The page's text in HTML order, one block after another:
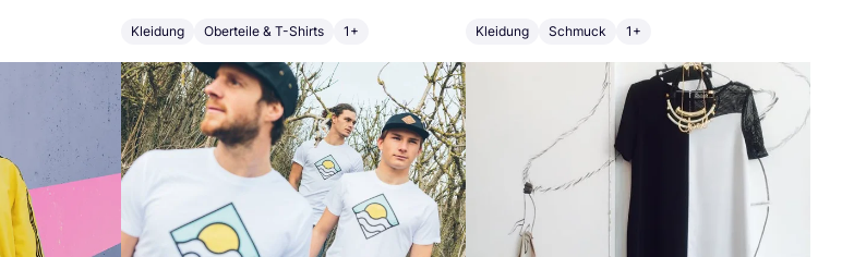
Kleidung Oberteile & T-Shirts 1+ Kleidung Schmuck 1+